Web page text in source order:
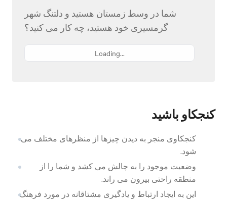
شما در وسط زمستان هستید و دلتنگ شهر
گرمسیری خود هستید، چه کار می کنید؟
Loading...
کنجکاو باشید
کنجکاوی منجر به دیدن چیزها از منظرهای مختلف می
شود.
وضعیت موجود را به چالش می کشد و شما را از
منطقه راحتی بیرون می راند.
این به ایجاد ارتباط و یادگیری مشتاقانه در مورد فرهنگ